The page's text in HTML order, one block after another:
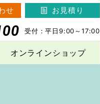
せ お見積り
受付：平日9:00～17:00
オンラインショップ